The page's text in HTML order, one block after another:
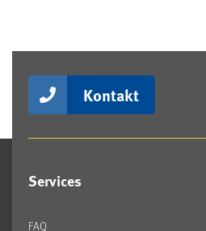
Kontakt
Services
FAQ